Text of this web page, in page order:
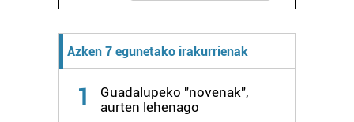
fitxategiak erabiltzen ditu. Zure esperientzia eta
erabiltzeko baimen esplizitua ematen diguzu.
Azken 7 egunetako irakurrienak
1
Guadalupeko "novenak",
aurten lehenago